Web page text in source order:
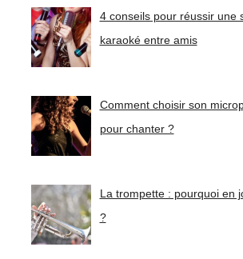
4 conseils pour réussir une
karaoké entre amis
Comment choisir son
pour chanter ?
La trompette : pourquoi en
?